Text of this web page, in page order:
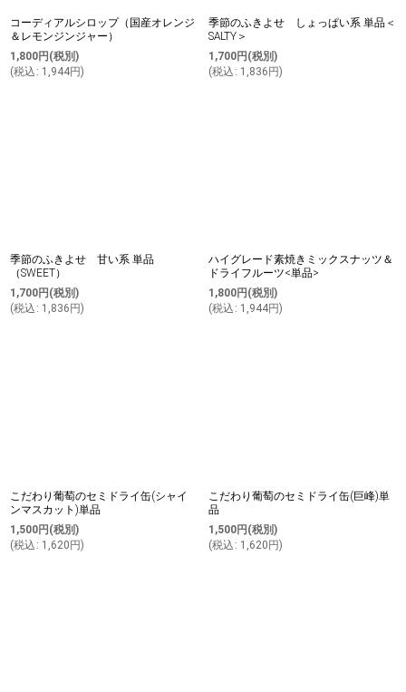
コーディアルシロップ（国産オレンジ
＆レモンジンジャー）
1,800円 (税別)
(税込 : 1,944円)
季節のふきよせ しょっぱい系 単品＜
SALTY＞
1,700円 (税別)
(税込 : 1,836 円)
季節のふきよせ 甘い系 単品
（SWEET）
1,700円 (税別)
(税込 : 1,836 円)
ハイグレード素焼きミックスナッツ＆
ドライフルーツ<単品>
1,800円 (税別)
(税込 : 1,944円)
こだわり葡萄のセミドライ缶(シャイ
ンマスカット)単品
1,500円 (税別)
(税込 : 1,620 円)
こだわり葡萄のセミドライ缶(巨峰)単
品
1,500円 (税別)
(税込 : 1,620 円)